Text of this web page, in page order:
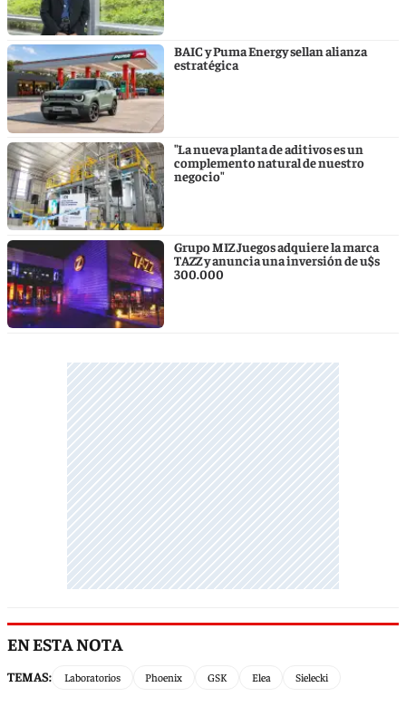
BAIC y Puma Energy sellan alianza
estratégica
"La nueva planta de aditivos es un
complemento natural de nuestro
negocio"
Grupo MIZ Juegos adquiere la marca
TAZZ y anuncia una inversión de u$s
300.000
EN ESTA NOTA
TEMAS: Laboratorios Phoenix GSK Elea Sielecki